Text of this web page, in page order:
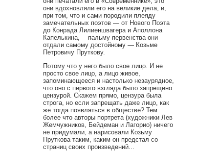
они вдохновляли его на великие дела, и,
при том, что и сами породили плеяду
замечательных поэтов — от Нового Поэта
до Конрада Лилиеншвагера и Аполлона
Капелькина,— пальму первенства они
отдали самому достойному — Козьме
Петровичу Пруткову.
Потому что у него было свое лицо. И не
просто свое лицо, а лицо живое,
запоминающееся и настолько незаурядное,
что оно с первого взгляда было запрещено
цензурой. Скажем прямо, цензура была
строга, но если запрещать даже лицо, как
же тогда появляться в обществе? Тем
более что авторы портрета (художники Лев
Жемчужников, Бейдеман и Лагорио) ничего
не придумали, а нарисовали Козьму
Пруткова таким, каким он предстал со
страниц своих произведений...